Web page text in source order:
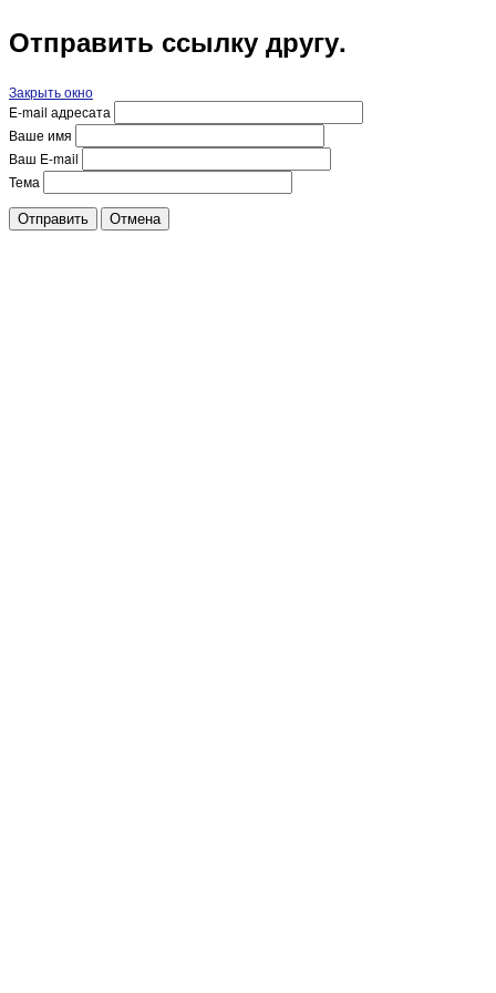
Отправить ссылку другу.
Закрыть окно
E-mail адресата
Ваше имя
Ваш E-mail
Тема
Отправить Отмена